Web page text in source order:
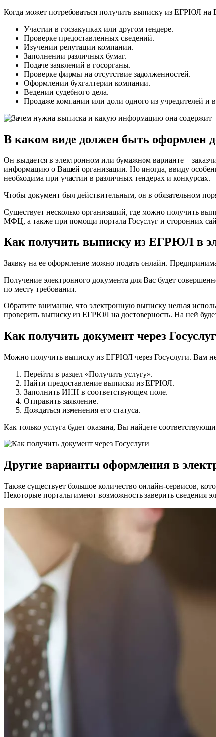
Когда может потребоваться получить выписку из ЕГРЮЛ
Участии в госзакупках или другом тендере.
Проверке предоставленных сведений.
Изучении репутации компании.
Заполнении различных бумаг.
Подаче заявлений в госорганы.
Проверке фирмы на отсутствие задолженностей.
Оформлении бухгалтерии компании.
Ведении судебного дела.
Продаже компании или доли одного из учредителей и в
В каком виде должен быть оформлен
Он выдается в электронном или бумажном варианте –
информацию о Вашей организации. Но иногда, ввиду
необходима при участии в различных тендерах и конкурсах.
Чтобы документ был действительным, он в обязательном
Существует несколько организаций, где можно получить
МФЦ, а также при помощи портала Госуслуг и сторонних
Как получить выписку из ЕГРЮЛ в
Заявку на ее оформление можно подать онлайн.
Получение электронного документа для Вас будет
по месту требования.
Обратите внимание, что электронную выписку нельзя
проверить выписку из ЕГРЮЛ на достоверность. На ней
Как получить документ через
Можно получить выписку из ЕГРЮЛ через Госуслуги. Вам
Перейти в раздел «Получить услугу».
Найти предоставление выписки из ЕГРЮЛ.
Заполнить ИНН в соответствующем поле.
Отправить заявление.
Дождаться изменения его статуса.
Как только услуга будет оказана, Вы найдете
Другие варианты оформления в
Также существует большое количество онлайн-сервисов,
Некоторые порталы имеют возможность заверить